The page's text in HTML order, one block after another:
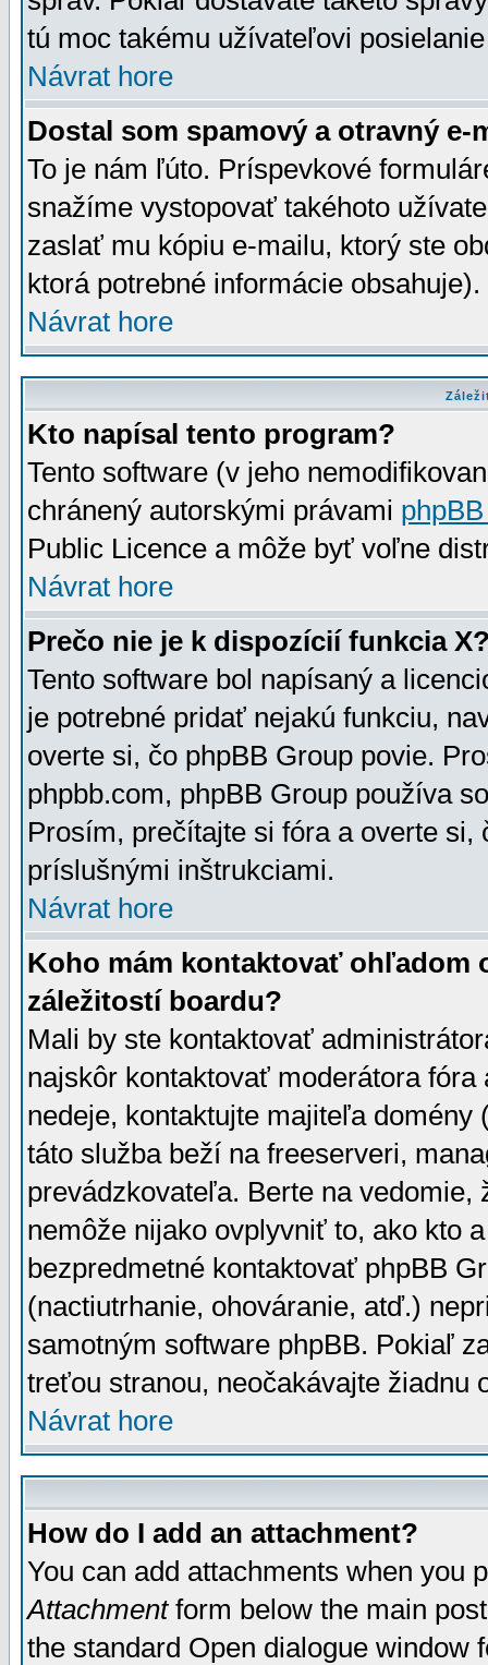
tú moc takému užívateľovi
Návrat hore
Dostal som spamový a otravný e-
To je nám ľúto. Príspevkové
snažíme vystopovať takéhoto
zaslať mu kópiu e-mailu, ktorý ste
ktorá potrebné informácie
Návrat hore
Kto napísal tento program?
Tento software (v jeho
chránený autorskými právami
Public Licence a môže byť voľne
Návrat hore
Prečo nie je k dispozícií funkcia
Tento software bol napísaný a
je potrebné pridať nejakú funkciu,
overte si, čo phpBB Group povie.
phpbb.com, phpBB Group používa
Prosím, prečítajte si fóra a overte
príslušnými inštrukciami.
Návrat hore
Koho mám kontaktovať ohľadom
záležitostí boardu?
Mali by ste kontaktovať
najskôr kontaktovať moderátora
nedeje, kontaktujte majiteľa
táto služba beží na freeserveri,
prevádzkovateľa. Berte na vedomie,
nemôže nijako ovplyvniť to, ako kto
bezpredmetné kontaktovať phpBB
(nactiutrhanie, ohováranie, atď.)
samotným software phpBB. Pokiaľ
treťou stranou, neočakávajte žiadnu
Návrat hore
How do I add an attachment?
You can add attachments when you
Attachmentform below the main
the standard Open dialogue window